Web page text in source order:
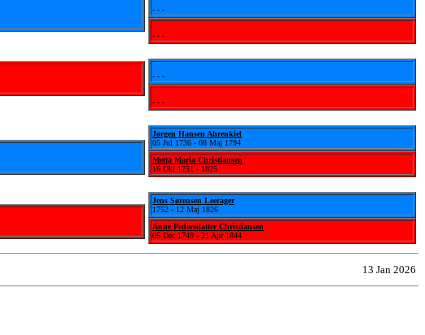
- - -
- - -
- - -
- - -
Jørgen Hansen Ahrenkiel
05 Jul 1736 - 08 Maj 1794
Metta Maria Christiansen
16 Okt 1751 - 1825
Jens Sørensen Leerager
1752 - 12 Maj 1826
Anne Pedersdatter Christiansen
05 Dec 1749 - 21 Apr 1844
13 Jan 2026